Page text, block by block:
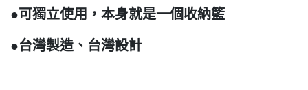
●可獨立使用，本身就是一個收納籃
●台灣製造、台灣設計